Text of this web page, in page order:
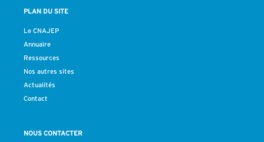
PLAN DU SITE
Le CNAJEP
Annuaire
Ressources
Nos autres sites
Actualités
Contact
NOUS CONTACTER